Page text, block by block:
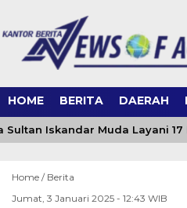
HOME BERITA DAERAH
Iskandar Muda Layani
Home / Berita
Jumat, 3 Januari 2025 - 12:43 WIB